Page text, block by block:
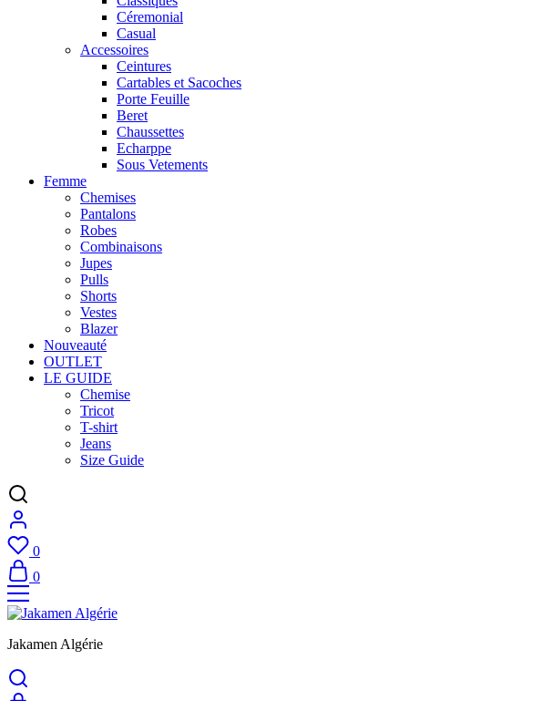
Céremonial
Casual
Accessoires
Ceintures
Cartables et Sacoches
Porte Feuille
Beret
Chaussettes
Echarppe
Sous Vetements
Femme
Chemises
Pantalons
Robes
Combinaisons
Jupes
Pulls
Shorts
Vestes
Blazer
Nouveauté
OUTLET
LE GUIDE
Chemise
Tricot
T-shirt
Jeans
Size Guide
0
0
Jakamen Algérie